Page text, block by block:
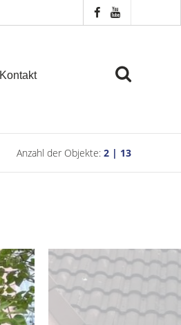
Kontakt
Anzahl der Objekte: 2 | 13